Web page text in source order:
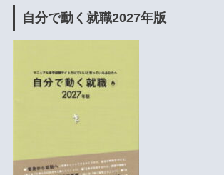
自分で動く就職2027年版